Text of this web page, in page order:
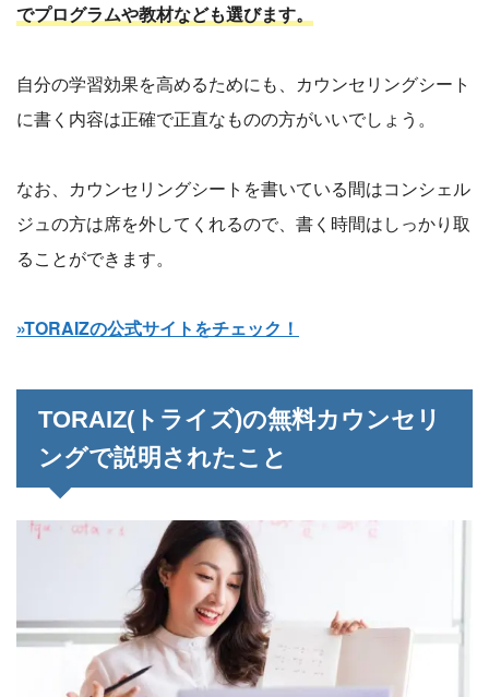
でプログラムや教材なども選びます。
自分の学習効果を高めるためにも、カウンセリングシート
に書く内容は正確で正直なものの方がいいでしょう。
なお、カウンセリングシートを書いている間はコンシェル
ジュの方は席を外してくれるので、書く時間はしっかり取
ることができます。
»TORAIZの公式サイトをチェック！
TORAIZ(トライズ)の無料カウンセリ
ングで説明されたこと